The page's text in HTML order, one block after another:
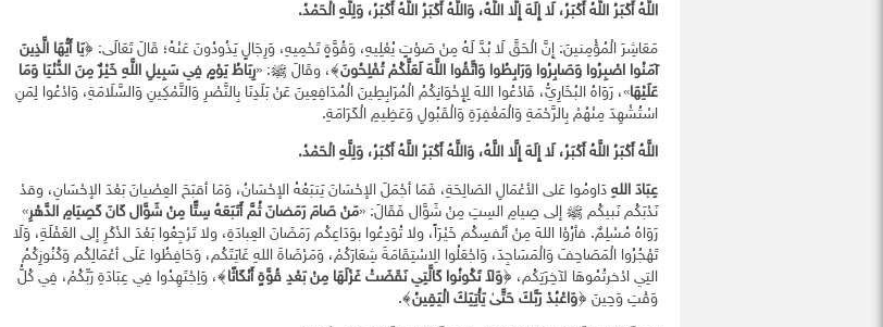
اللَّهُ أَكْبَرُ اللَّهُ أَكْبَرُ، لَا إِلَهَ إِلَّا اللَّهُ، وَاللَّهُ أَكْبَرُ اللَّهُ أَكْبَرُ، وَلِلَّهِ الْحَمْدُ.
مَعَاشِرَ الْمُؤْمِنينَ: إِنَّ الْحَقَّ لَا بُدَّ لَهُ مِنْ صَوْتٍ يُعْلِيهِ، وَقُوَّةٍ تَحْمِيهِ، وَرِجَالٍ يَذُودُونَ عَنْهُ؛ قَالَ تَعَالَى: ﴿يَا أَيُّهَا الَّذِينَ
آمَنُوا اصْبِرُوا وَصَابِرُوا وَرَابِطُوا وَاتَّقُوا اللَّهَ لَعَلَّكُمْ تُفْلِحُونَ﴾، وقَالَ ﷺ: «رِبَاطُ يَوْمٍ فِي سَبِيلِ اللَّهِ خَيْرٌ مِنَ الدُّنْيَا وَمَا
عَلَيْهَا»، رَوَاهُ البُخَارِيُّ، فَادْعُوا اللهَ لِإِخْوَانِكُمُ الْمُرَابِطِينَ الْمُدَافِعِينَ عَنْ بَلَدِنَا بِالنَّصْرِ وَالتَّمْكِينِ وَالسَّلَامَةِ، وَادْعُوا لِمَنِ
اسْتُشْهِدَ مِنْهُمْ بِالرَّحْمَةِ وَالْمَغْفِرَةِ وَالْقَبُولِ وَعَظِيمِ الْكَرَامَةِ.
اللَّهُ أَكْبَرُ اللَّهُ أَكْبَرُ، لَا إِلَهَ إِلَّا اللَّهُ، وَاللَّهُ أَكْبَرُ اللَّهُ أَكْبَرُ، وَلِلَّهِ الْحَمْدُ.
عِبَادَ اللهِدَاومُوا عَلى الأعْمَالِ الصَالِحَةِ، فَمَا أجْمَلَ الإحْسَانَ يَتبَعُهُ الإحْسَانُ، وَمَا أقبَحَ العِصْيانَ بَعْدَ الإحْسَانِ، وقدْ
نَدْبَكُم نَبيكُم ﷺ إلى صِيامِ السِتِ مِنْ شَوَّال فَقَالَ: «مَنْ صَامَ رَمَضانَ ثُمَّ أَتَبَعَهُ سِتًّا مِنْ شَوَّال كَانَ كَصِيَامِ الدَّهْرِ»
رَوَاهُ مُسْلِمٌ. فأرُوْا اللهَ مِنْ أنْفسِكُم خَيْرَاً، ولا تُوَدِعُوا بوَدَاعِكُم رَمَضَانَ العِبادَةِ، ولا تَرْجِعُوا بَعْدَ الذْكْرِ إلى الغَفْلَةِ، وَلَا
تَهْجُرُوا الْمَصَاحِفَ وَالْمَسَاجِدَ، وَاجْعَلُوا الِاسْتِقَامَةَ شِعَارَكُمْ، وَمَرْضَاةَ اللهِ غَايَتَكُم، وَحَافِظُوا عَلَى أعْمَالِكُم وَكُنُوزِكُمُ
التِي ادْخرتُمُوهَا لآخِرَتِكُم، ﴿وَلاَ تَكُونُوا كَالَّتِي نَقَضَتْ غَزْلَهَا مِنْ بَعْدِ قُوَّةٍ أَنْكَاثًا﴾، وَاِجْتَهِدُوا فِي عِبَادَةِ رَبِّكُمْ، فِي كُلُّ
وَقْتِ وَحِينَ ﴿وَاعْبُدْ رَبَّكَ حَتَّىٰ يَأْتِيَكَ الْيَقِينُ﴾.